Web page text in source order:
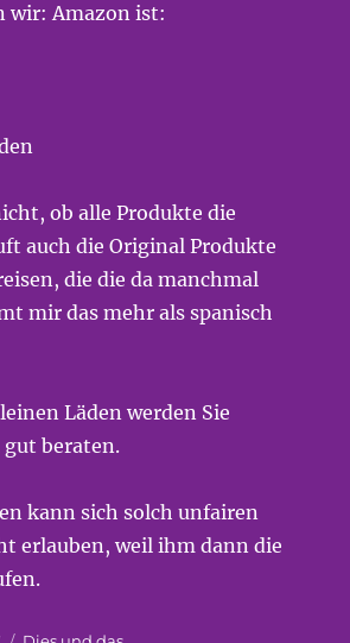
wir: Amazon ist:
ob alle Produkte die
auch die Original Produkte
die die da manchmal
mir das mehr als spanisch
Läden werden Sie
beraten.
kann sich solch unfairen
erlauben, weil ihm dann die